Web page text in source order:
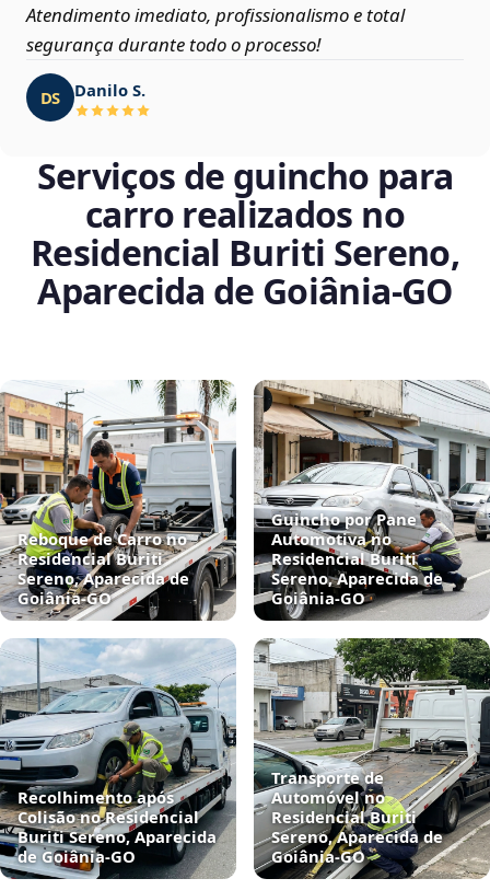
Atendimento imediato, profissionalismo e total
segurança durante todo o processo!
DS Danilo S.
Serviços de guincho para
carro realizados no
Residencial Buriti Sereno,
Aparecida de Goiânia‑GO
Reboque de Carro no
Residencial Buriti
Sereno, Aparecida de
Goiânia‑GO
Guincho por Pane
Automotiva no
Residencial Buriti
Sereno, Aparecida de
Goiânia‑GO
Recolhimento após
Colisão no Residencial
Buriti Sereno, Aparecida
de Goiânia‑GO
Transporte de
Automóvel no
Residencial Buriti
Sereno, Aparecida de
Goiânia‑GO